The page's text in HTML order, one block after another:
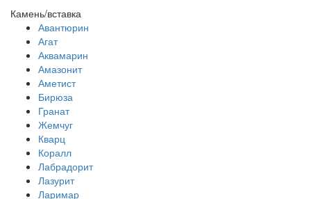
Камень/вставка
Авантюрин
Агат
Аквамарин
Амазонит
Аметист
Бирюза
Гранат
Жемчуг
Кварц
Коралл
Лабрадорит
Лазурит
Ларимар